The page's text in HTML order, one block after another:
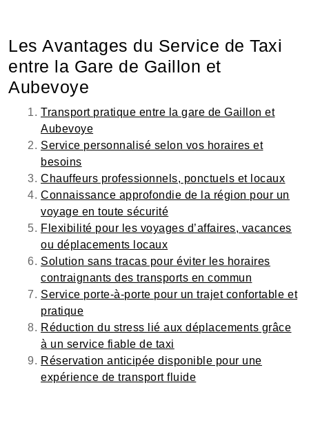
Les Avantages du Service de Taxi
entre la Gare de Gaillon et
Aubevoye
Transport pratique entre la gare de Gaillon et
Aubevoye
Service personnalisé selon vos horaires et
besoins
Chauffeurs professionnels, ponctuels et locaux
Connaissance approfondie de la région pour un
voyage en toute sécurité
Flexibilité pour les voyages d’affaires, vacances
ou déplacements locaux
Solution sans tracas pour éviter les horaires
contraignants des transports en commun
Service porte-à-porte pour un trajet confortable et
pratique
Réduction du stress lié aux déplacements grâce
à un service fiable de taxi
Réservation anticipée disponible pour une
expérience de transport fluide